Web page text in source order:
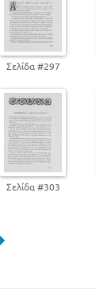
Σελίδα #297
Σελίδα #303